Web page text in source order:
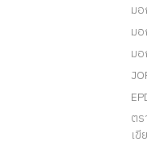
ม
ม
ม
ต
เขี